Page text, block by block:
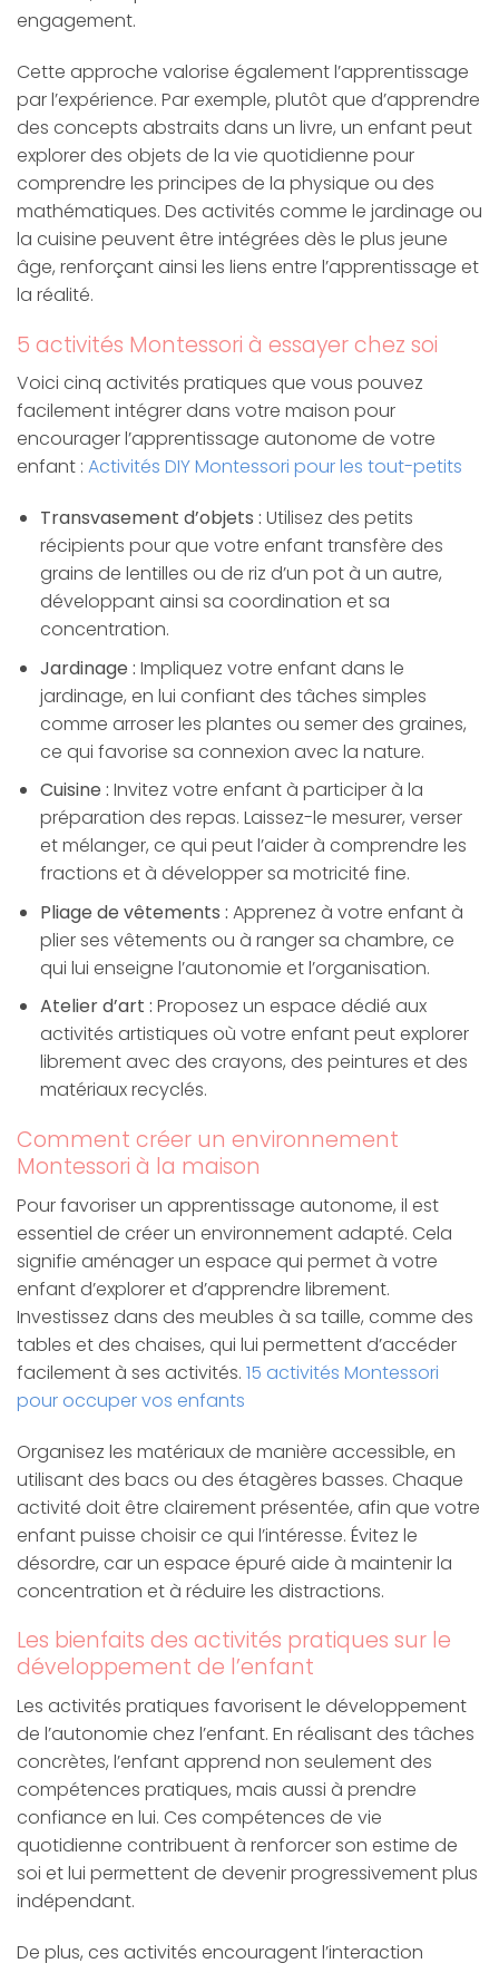
engagement.
Cette approche valorise également l’apprentissage
par l’expérience. Par exemple, plutôt que d’apprendre
des concepts abstraits dans un livre, un enfant peut
explorer des objets de la vie quotidienne pour
comprendre les principes de la physique ou des
mathématiques. Des activités comme le jardinage ou
la cuisine peuvent être intégrées dès le plus jeune
âge, renforçant ainsi les liens entre l’apprentissage et
la réalité.
5 activités Montessori à essayer chez soi
Voici cinq activités pratiques que vous pouvez
facilement intégrer dans votre maison pour
encourager l’apprentissage autonome de votre
enfant : Activités DIY Montessori pour les tout-petits
Transvasement d’objets : Utilisez des petits
récipients pour que votre enfant transfère des
grains de lentilles ou de riz d’un pot à un autre,
développant ainsi sa coordination et sa
concentration.
Jardinage : Impliquez votre enfant dans le
jardinage, en lui confiant des tâches simples
comme arroser les plantes ou semer des graines,
ce qui favorise sa connexion avec la nature.
Cuisine : Invitez votre enfant à participer à la
préparation des repas. Laissez-le mesurer, verser
et mélanger, ce qui peut l’aider à comprendre les
fractions et à développer sa motricité fine.
Pliage de vêtements : Apprenez à votre enfant à
plier ses vêtements ou à ranger sa chambre, ce
qui lui enseigne l’autonomie et l’organisation.
Atelier d’art : Proposez un espace dédié aux
activités artistiques où votre enfant peut explorer
librement avec des crayons, des peintures et des
matériaux recyclés.
Comment créer un environnement
Montessori à la maison
Pour favoriser un apprentissage autonome, il est
essentiel de créer un environnement adapté. Cela
signifie aménager un espace qui permet à votre
enfant d’explorer et d’apprendre librement.
Investissez dans des meubles à sa taille, comme des
tables et des chaises, qui lui permettent d’accéder
facilement à ses activités. 15 activités Montessori
pour occuper vos enfants
Organisez les matériaux de manière accessible, en
utilisant des bacs ou des étagères basses. Chaque
activité doit être clairement présentée, afin que votre
enfant puisse choisir ce qui l’intéresse. Évitez le
désordre, car un espace épuré aide à maintenir la
concentration et à réduire les distractions.
Les bienfaits des activités pratiques sur le
développement de l’enfant
Les activités pratiques favorisent le développement
de l’autonomie chez l’enfant. En réalisant des tâches
concrètes, l’enfant apprend non seulement des
compétences pratiques, mais aussi à prendre
confiance en lui. Ces compétences de vie
quotidienne contribuent à renforcer son estime de
soi et lui permettent de devenir progressivement plus
indépendant.
De plus, ces activités encouragent l’interaction